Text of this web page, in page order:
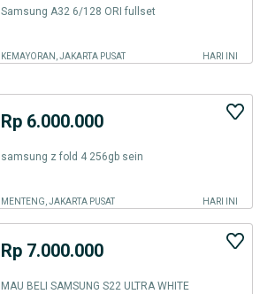
Samsung A32 6/128 ORI fullset
KEMAYORAN, JAKARTA PUSAT HARI INI
Rp 6.000.000
samsung z fold 4 256gb sein
MENTENG, JAKARTA PUSAT HARI INI
Rp 7.000.000
MAU BELI SAMSUNG S22 ULTRA WHITE